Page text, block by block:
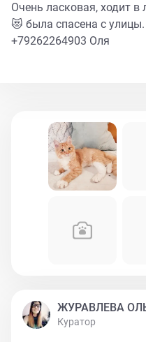
Очень ласковая, ходит
😻 была спасена с
+79262264903 Оля
ЖУРАВЛЕВА
Куратор